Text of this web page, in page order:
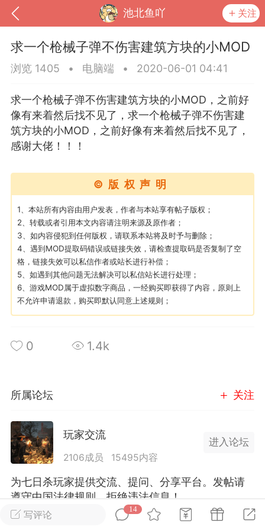
池北鱼吖 关注
我的钱包 道具 排行榜
MOD下载 攻略教程 联机招募
大人
Lv.8
02-10 15:45
电脑端 其他&工具
单机辅助引流私下售卖服务器外挂！
环境，中文网特此发布以下声明，规范
汉
大人
Lv.8
写评论
14
求一个枪械子弹不伤害建筑方块的小MOD
浏览 1405 • 电脑端 • 2020-06-01 04:41
求一个枪械子弹不伤害建筑方块的小MOD，之前好
像有来着然后找不见了，求一个枪械子弹不伤害建
筑方块的小MOD，之前好像有来着然后找不见了，
感谢大佬！！！
©版权声明
1、本站所有内容由用户发表，作者与本站享有帖子版权；
2、转载或者引用本文内容请注明来源及原作者；
3、如内容侵犯到任何版权，请联系本站将及时予与删除；
4、遇到MOD提取码错误或链接失效，请检查提取码是否复制了空
格，链接失效可以私信作者或站长进行补偿；
5、如遇到其他问题无法解决可以私信站长进行处理；
6、游戏MOD属于虚拟数字商品，一经购买即获得了内容，原则上
不允许申请退款，购买即默认同意上述规则；
0 1.4k
所属论坛 关注
玩家交流
2106成员 15495内容
进入论坛
为七日杀玩家提供交流、提问、分享平台。发帖请
遵守中国法律规则，拒绝违法信息！